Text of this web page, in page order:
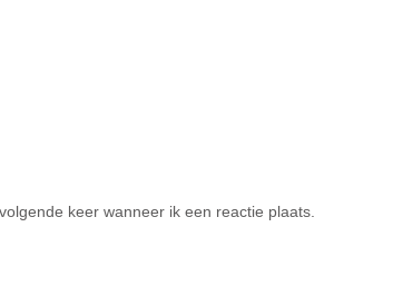
keer wanneer ik een reactie plaats.